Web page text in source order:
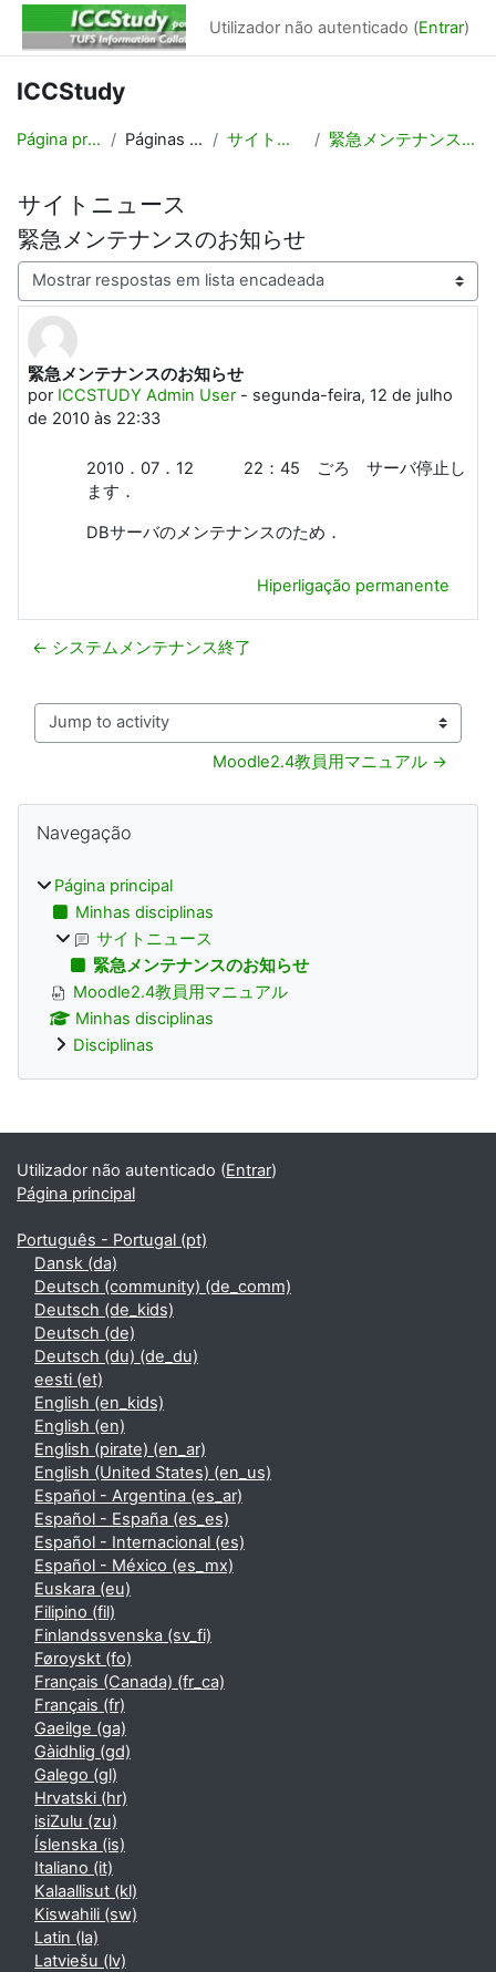
Ir para o conteúdo principal
Utilizador não autenticado (Entrar)
ICCStudy
Página principal Páginas do site サイトニュース 緊急メンテナンスのお知らせ
サイトニュース
緊急メンテナンスのお知らせ
Modo de visualização
緊急メンテナンスのお知らせ
por ICCSTUDY Admin User- segunda-feira, 12 de julho
de 2010 às 22:33
Número de respostas: 0
2010．07．12 22：45 ごろ サーバ停止し
ます．
DBサーバのメンテナンスのため．
Hiperligação permanente
← システムメンテナンス終了
Jump to activity
Moodle2.4教員用マニュアル →
Blocos
Navegação
Página principal
Minhas disciplinas
サイトニュース
緊急メンテナンスのお知らせ
Moodle2.4教員用マニュアル
Minhas disciplinas
Disciplinas
Blocos adicionais
Utilizador não autenticado (Entrar)
Página principal
Português - Portugal ‎(pt)‎
Dansk ‎(da)‎
Deutsch (community) ‎(de_comm)‎
Deutsch ‎(de_kids)‎
Deutsch ‎(de)‎
Deutsch (du) ‎(de_du)‎
eesti ‎(et)‎
English ‎(en_kids)‎
English ‎(en)‎
English (pirate) ‎(en_ar)‎
English (United States) ‎(en_us)‎
Español - Argentina ‎(es_ar)‎
Español - España ‎(es_es)‎
Español - Internacional ‎(es)‎
Español - México ‎(es_mx)‎
Euskara ‎(eu)‎
Filipino ‎(fil)‎
Finlandssvenska ‎(sv_fi)‎
Føroyskt ‎(fo)‎
Français (Canada) ‎(fr_ca)‎
Français ‎(fr)‎
Gaeilge ‎(ga)‎
Gàidhlig ‎(gd)‎
Galego ‎(gl)‎
Hrvatski ‎(hr)‎
isiZulu ‎(zu)‎
Íslenska ‎(is)‎
Italiano ‎(it)‎
Kalaallisut ‎(kl)‎
Kiswahili ‎(sw)‎
Latin ‎(la)‎
Latviešu ‎(lv)‎